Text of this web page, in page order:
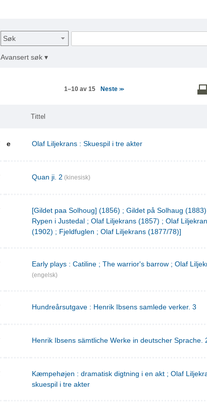
Søk
Avansert søk ▾
1–10 av 15 Neste>>
Tittel
e Olaf Liljekrans : Skuespil i tre akter
Quan ji. 2 (kinesisk)
[Gildet paa Solhoug] (1856) ; Gildet på Solhaug
Rypen i Justedal ; Olaf Liljekrans (1857) ; Olaf
(1902) ; Fjeldfuglen ; Olaf Liljekrans (1877/78)]
Early plays : Catiline ; The warrior's barrow ; Olaf
(engelsk)
Hundreårsutgave : Henrik Ibsens samlede verker. 3
Henrik Ibsens sämtliche Werke in deutscher Sprache.
Kæmpehøjen : dramatisk digtning i en akt ; Olaf
skuespil i tre akter